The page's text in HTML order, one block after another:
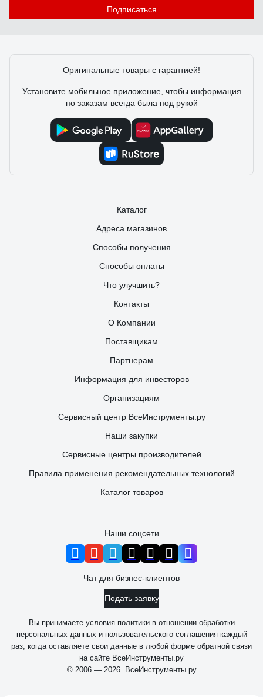
Андрей 16.12.2024
Подписаться
Оригинальные товары с гарантией!
Установите мобильное приложение, чтобы информация
по заказам всегда была под рукой
Каталог
Адреса магазинов
Способы получения
Способы оплаты
Что улучшить?
Контакты
О Компании
Поставщикам
Партнерам
Информация для инвесторов
Организациям
Сервисный центр ВсеИнструменты.ру
Наши закупки
Сервисные центры производителей
Правила применения рекомендательных технологий
Каталог товаров
Наши соцсети
Чат для бизнес-клиентов
Подать заявку
Вы принимаете условия политики в отношении обработки
персональных данных и пользовательского соглашения каждый
раз, когда оставляете свои данные в любой форме обратной связи
на сайте ВсеИнструменты.ру
© 2006 — 2026. ВсеИнструменты.ру